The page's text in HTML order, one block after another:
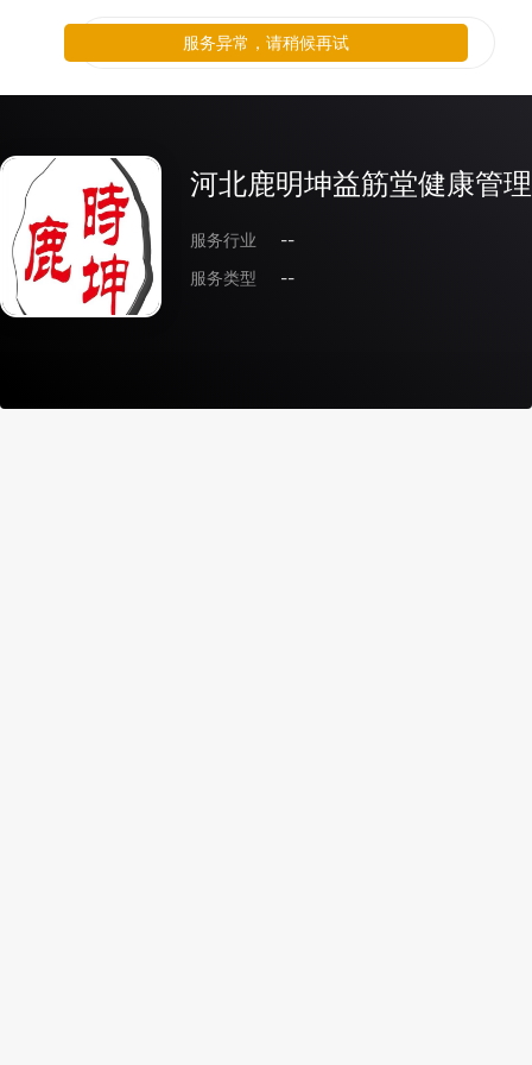
河北鹿明坤益筋堂健康管
服务行业
--
服务类型
--
服务异常，请稍候再试